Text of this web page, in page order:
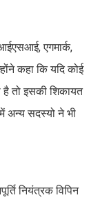
एगमार्क,
कहा कि यदि कोई
है तो इसकी शिकायत
अन्य सदस्यो ने भी
नियंत्रक विपिन